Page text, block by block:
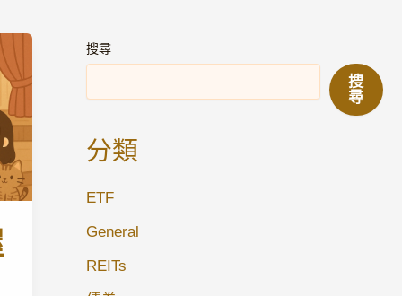
搜尋
搜
尋
分類
ETF
General
REITs